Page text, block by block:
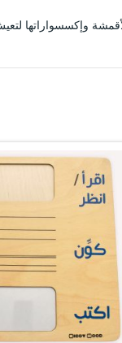
وإكسسواراتها